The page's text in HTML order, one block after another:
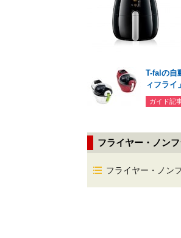
T-falの自
ィフライ」
ガイド記
フライヤー・ノン
フライヤー・ノン